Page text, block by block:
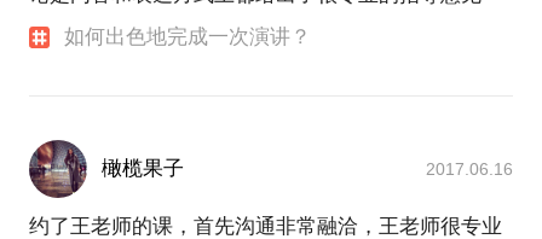
如何出色地完成一次演讲？
橄榄果子 2017.06.16
约了王老师的课，首先沟通非常融洽，王老师很专业